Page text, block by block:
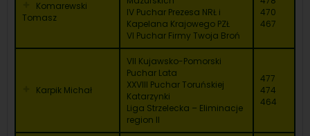
Komarewski
Tomasz
IV Puchar Prezesa NRŁ i
Kapelana Krajowego PZŁ
VI Puchar Firmy Twoja Broń
470
467
Karpik Michał
VII Kujawsko-Pomorski
Puchar Lata
XXVIII Puchar Toruńskiej
Katarzynki
Liga Strzelecka – Eliminacje
region II
477
474
464